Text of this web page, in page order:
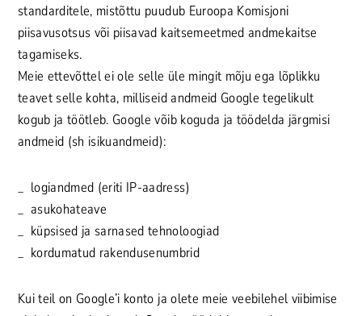
standarditele, mistõttu puudub Euroopa Komisjoni
piisavusotsus või piisavad kaitsemeetmed andmekaitse
tagamiseks.
Meie ettevõttel ei ole selle üle mingit mõju ega lõplikku
teavet selle kohta, milliseid andmeid Google tegelikult
kogub ja töötleb. Google võib koguda ja töödelda järgmisi
andmeid (sh isikuandmeid):
logiandmed (eriti IP-aadress)
asukohateave
küpsised ja sarnased tehnoloogiad
kordumatud rakendusenumbrid
Kui teil on Google’i konto ja olete meie veebilehel viibimise